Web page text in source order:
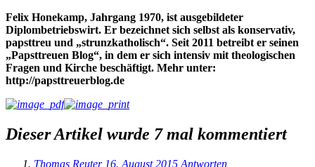
Felix Honekamp, Jahrgang 1970, ist ausgebildeter
Diplombetriebswirt. Er bezeichnet sich selbst als konservativ,
papsttreu und „strunzkatholisch“. Seit 2011 betreibt er seinen
„Papsttreuen Blog“, in dem er sich intensiv mit theologischen
Fragen und Kirche beschäftigt. Mehr unter:
http://papsttreuerblog.de
Dieser Artikel wurde 7 mal kommentiert
Thomas Reuter 16. August 2015 Antworten